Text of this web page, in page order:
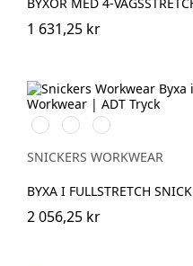
1 631,25 kr
Stålgrå/Svart
Svart/SvartMarinblå/Svart
SNICKERS WORKWEAR
BYXA I FULLSTRETCH
2 056,25 kr